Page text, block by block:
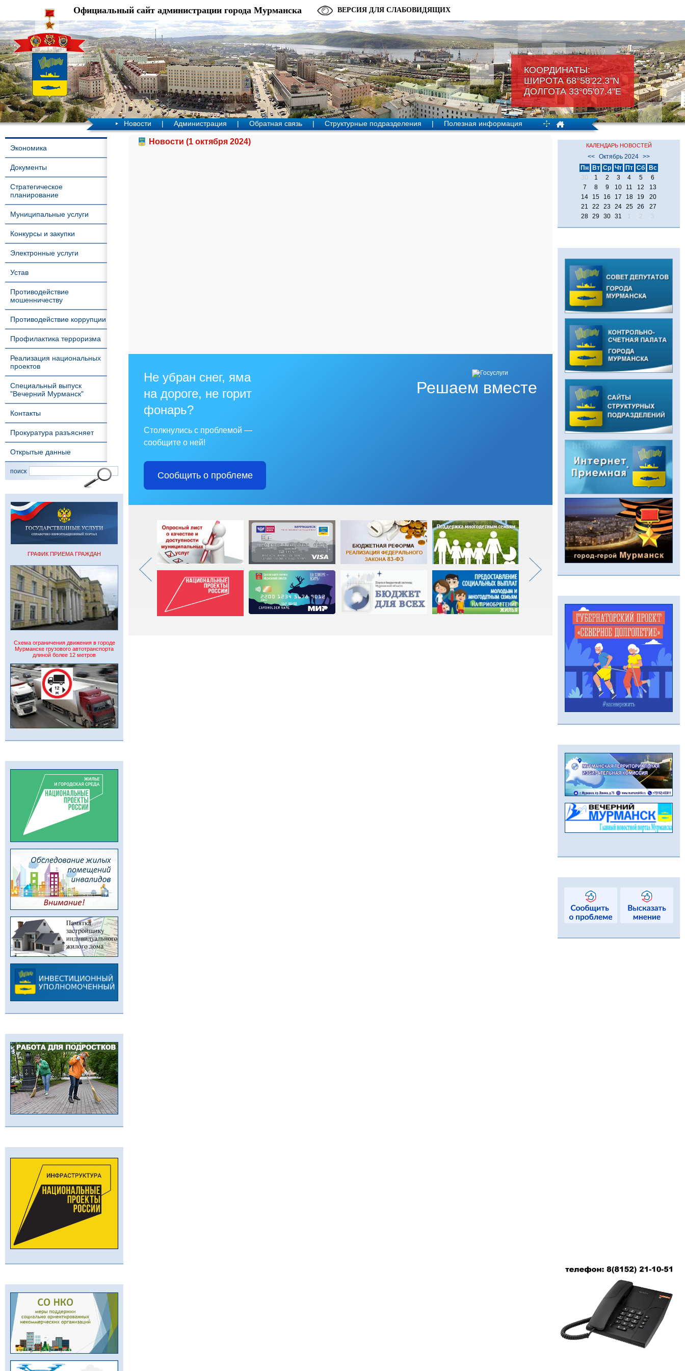
КООРДИНАТЫ:
ШИРОТА 68°58'22.3"N
ДОЛГОТА 33°05'07.4"Е
Официальный сайт администрации города Мурманска ВЕРСИЯ ДЛЯ СЛАБОВИДЯЩИХ
Новости | Администрация | Обратная связь | Структурные подразделения | Полезная информация
Экономика
Документы
Стратегическое
планирование
Муниципальные услуги
Конкурсы и закупки
Электронные услуги
Устав
Противодействие
мошенничеству
Противодействие коррупции
Профилактика терроризма
Реализация национальных
проектов
Специальный выпуск
"Вечерний Мурманск"
Контакты
Прокуратура разъясняет
Открытые данные
поиск
ГРАФИК ПРИЕМА ГРАЖДАН
Схема ограничения движения в городе
Мурманске грузового автотранспорта
длиной более 12 метров
Новости (1 октября 2024)
Решаем вместе
Не убран снег, яма
на дороге, не горит
фонарь?
Столкнулись с проблемой —
сообщите о ней!
Сообщить о проблеме
КАЛЕНДАРЬ НОВОСТЕЙ
<< Октябрь 2024 >>
Пн
Вт Ср Чт Пт Сб
Вс
30
1 2 3 4 5
6
7
8 9 10 11 12
13
14
15 16 17 18 19
20
21
22 23 24 25 26
27
28 29 30 31 1 2 3